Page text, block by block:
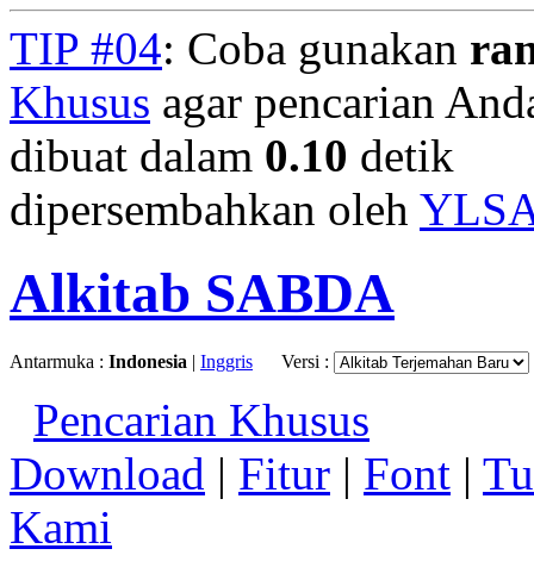
TIP #04: Coba gunakan
Khusus agar pencarian
dibuat dalam 0.10 detik
dipersembahkan oleh
Alkitab SABDA
Antarmuka : Indonesia | Inggris Versi :
Pencarian Khusus
Download | Fitur | Font |
Kami